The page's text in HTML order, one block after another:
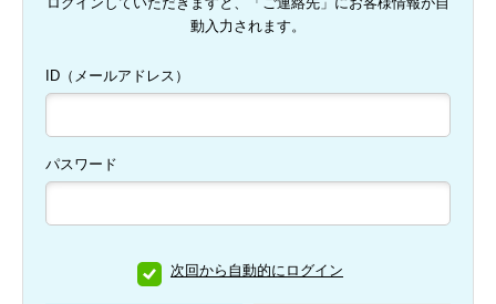
動入力されます。
ID（メールアドレス）
パスワード
次回から自動的にログイン